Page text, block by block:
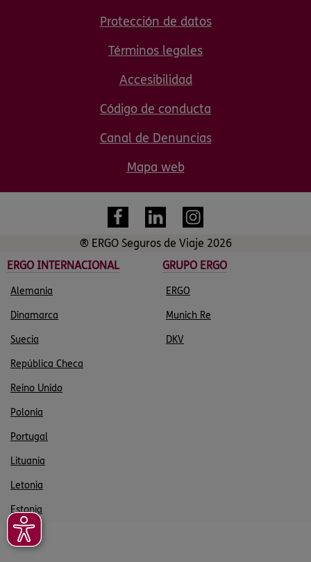
Protección de datos
Términos legales
Accesibilidad
Código de conducta
Canal de Denuncias
Mapa web
® ERGO Seguros de Viaje 2026
ERGO INTERNACIONAL
GRUPO ERGO
Alemania ERGO
Dinamarca Munich Re
Suecia DKV
República Checa
Reino Unido
Polonia
Portugal
Lituania
Letonia
Estonia